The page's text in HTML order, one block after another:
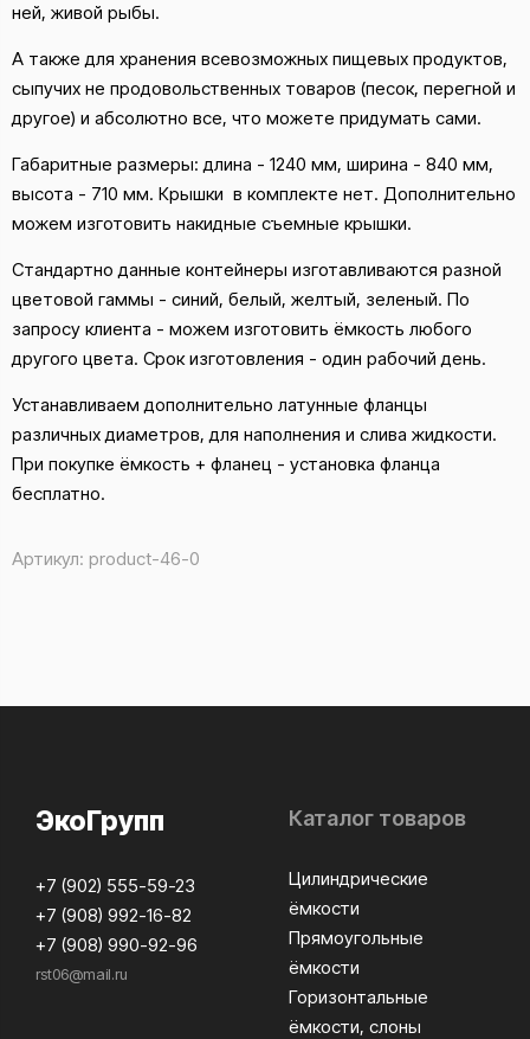
ней, живой рыбы.
А также для хранения всевозможных пищевых продуктов,
сыпучих не продовольственных товаров (песок, перегной и
другое) и абсолютно все, что можете придумать сами.
Габаритные размеры: длина - 1240 мм, ширина - 840 мм,
высота - 710 мм. Крышки в комплекте нет. Дополнительно
можем изготовить накидные съемные крышки.
Стандартно данные контейнеры изготавливаются разной
цветовой гаммы - синий, белый, желтый, зеленый. По
запросу клиента - можем изготовить ёмкость любого
другого цвета. Срок изготовления - один рабочий день.
Устанавливаем дополнительно латунные фланцы
различных диаметров, для наполнения и слива жидкости.
При покупке ёмкость + фланец - установка фланца
бесплатно.
Артикул: product-46-0
ЭкоГрупп
+7 (902) 555-59-23
+7 (908) 992-16-82
+7 (908) 990-92-96
rst06@mail.ru
Каталог товаров
Цилиндрические
ёмкости
Прямоугольные
ёмкости
Горизонтальные
ёмкости, слоны